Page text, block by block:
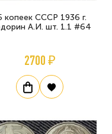
копеек СССР 1936 г.
А.И. шт. 1.1 #64
2700 ₽